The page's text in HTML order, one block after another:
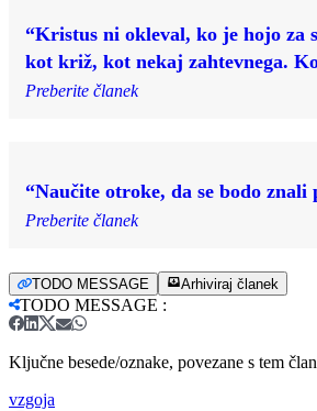
“Kristus ni okleval, ko je hojo za
kot križ, kot nekaj zahtevnega.
Preberite članek
“Naučite otroke, da se bodo
Preberite članek
TODO MESSAGE Arhiviraj članek
TODO MESSAGE :
Ključne besede/oznake, povezane s tem
vzgoja